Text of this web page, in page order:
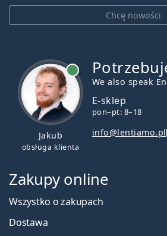
Chcę nowości
Jakub
obsługa klienta
We also speak
E-sklep
pon–pt: 8–18
info@lentiamo.pl
Zakupy online
Wszystko o zakupach
Dostawa